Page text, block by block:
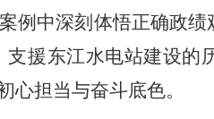
例中深刻体悟正确政
援东江水电站建设的
担当与奋斗底色。